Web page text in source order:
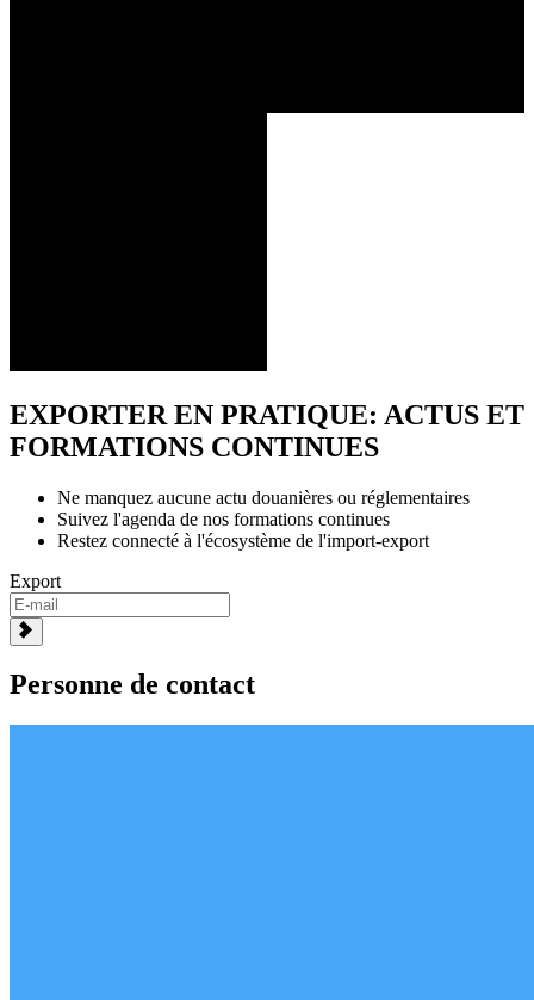
EXPORTER EN PRATIQUE: ACTUS ET
FORMATIONS CONTINUES
Ne manquez aucune actu douanières ou réglementaires
Suivez l'agenda de nos formations continues
Restez connecté à l'écosystème de l'import-export
Export
Personne de contact